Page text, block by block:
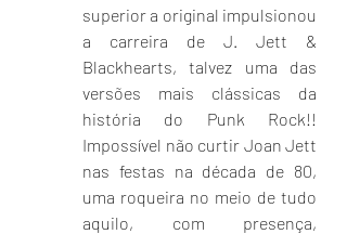
superior a original impulsionou
a carreira de J. Jett &
Blackhearts, talvez uma das
versões mais clássicas da
história do Punk Rock!!
Impossível não curtir Joan Jett
nas festas na década de 80,
uma roqueira no meio de tudo
aquilo, com presença,